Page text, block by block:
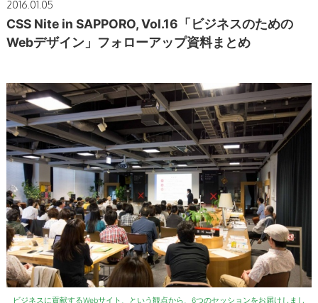
2016.01.05
CSS Nite in SAPPORO, Vol.16「ビジネスのための
Webデザイン」フォローアップ資料まとめ
ビジネスに貢献するWebサイト、という観点から、6つのセッションをお届けしまし